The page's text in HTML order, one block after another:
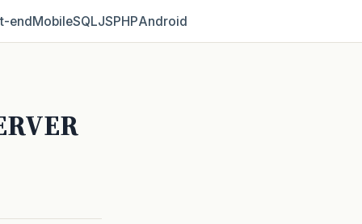
MobileSQLJSPHPAndroid